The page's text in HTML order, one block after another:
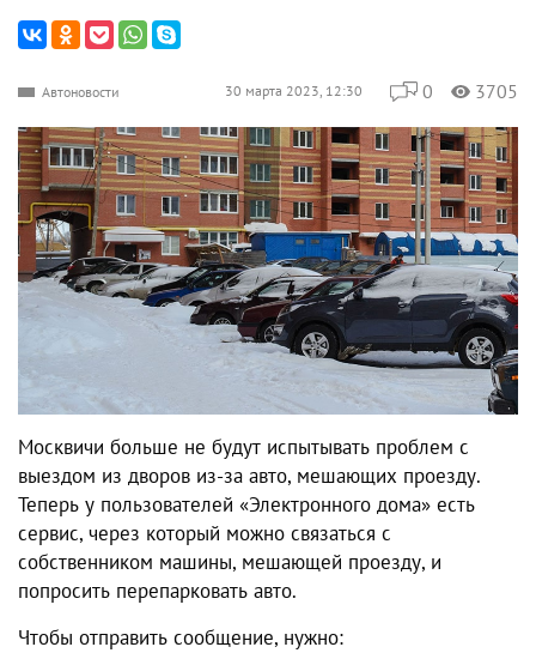
Автоновости 30 марта 2023, 12:30 0 3705
Москвичи больше не будут испытывать проблем с
выездом из дворов из-за авто, мешающих проезду.
Теперь у пользователей «Электронного дома» есть
сервис, через который можно связаться с
собственником машины, мешающей проезду, и
попросить перепарковать авто.
Чтобы отправить сообщение, нужно: